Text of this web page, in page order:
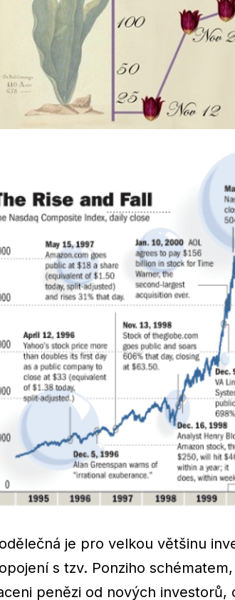
je pro velkou většinu
s tzv. Ponziho
penězi od nových investorů,